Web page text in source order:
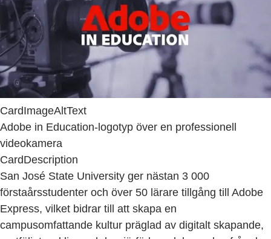
CardImageAltText
Adobe in Education-logotyp över en professionell
videokamera
CardDescription
San José State University ger nästan 3 000
förstaårsstudenter och över 50 lärare tillgång till Adobe
Express, vilket bidrar till att skapa en
campusomfattande kultur präglad av digitalt skapande,